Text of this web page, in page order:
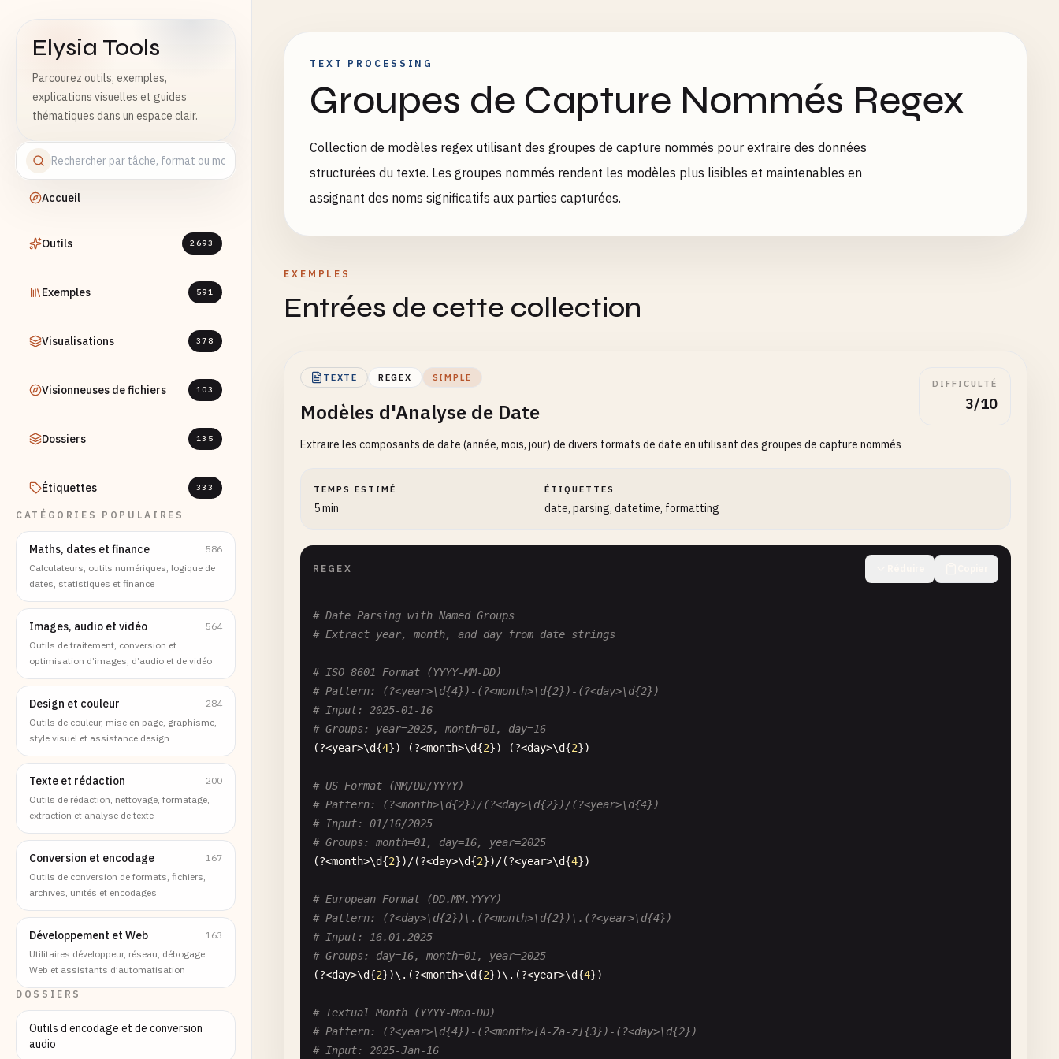
Elysia Tools
Parcourez outils, exemples,
explications visuelles et guides
thématiques dans un espace clair.
Accueil
Outils 2693
Exemples 591
Visualisations 378
Visionneuses de fichiers 103
Dossiers 135
Étiquettes 333
CATÉGORIES POPULAIRES
Maths, dates et finance
586
Calculateurs, outils numériques, logique de
dates, statistiques et finance
Images, audio et vidéo
564
Outils de traitement, conversion et
optimisation d’images, d’audio et de vidéo
Design et couleur
284
Outils de couleur, mise en page, graphisme,
style visuel et assistance design
Texte et rédaction
200
Outils de rédaction, nettoyage, formatage,
extraction et analyse de texte
Conversion et encodage
167
Outils de conversion de formats, fichiers,
archives, unités et encodages
Développement et Web
163
Utilitaires développeur, réseau, débogage
Web et assistants d’automatisation
DOSSIERS
Outils d encodage et de conversion
audio
TEXT PROCESSING
Groupes de Capture Nommés Regex
Collection de modèles regex utilisant des groupes de capture nommés pour extraire des données
structurées du texte. Les groupes nommés rendent les modèles plus lisibles et maintenables en
assignant des noms significatifs aux parties capturées.
EXEMPLES
Entrées de cette collection
TEXTE REGEX SIMPLE
Modèles d'Analyse de Date
Extraire les composants de date (année, mois, jour) de divers formats de date en utilisant des groupes de capture nommés
DIFFICULTÉ
3/10
TEMPS ESTIMÉ
5 min
ÉTIQUETTES
date, parsing, datetime, formatting
REGEX
# Date Parsing with Named Groups
# Extract year, month, and day from date strings
# ISO 8601 Format (YYYY-MM-DD)
# Pattern: (?<year>\d{4})-(?<month>\d{2})-(?<day>\d{2})
# Input: 2025-01-16
# Groups: year=2025, month=01, day=16
(?<year>\d{4})-(?<month>\d{2})-(?<day>\d{2})
# US Format (MM/DD/YYYY)
# Pattern: (?<month>\d{2})/(?<day>\d{2})/(?<year>\d{4})
# Input: 01/16/2025
# Groups: month=01, day=16, year=2025
(?<month>\d{2}) /(?<day>\d{2}) /(?<year>\d{4})
# European Format (DD.MM.YYYY)
# Pattern: (?<day>\d{2})\.(?<month>\d{2})\.(?<year>\d{4})
# Input: 16.01.2025
# Groups: day=16, month=01, year=2025
(?<day>\d{2})\.(?<month>\d{2})\.(?<year>\d{4})
# Textual Month (YYYY-Mon-DD)
# Pattern: (?<year>\d{4})-(?<month>[A-Za-z]{3})-(?<day>\d{2})
# Input: 2025-Jan-16